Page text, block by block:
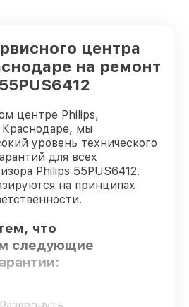
центра
на ремонт
центре Philips,
мы
уровень технического
для всех
Philips 55PUS6412.
на принципах
что
следующие
комплектующие